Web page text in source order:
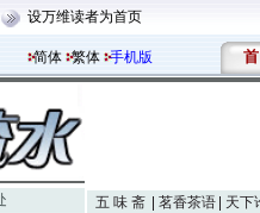
设万维读者为首页
简体 繁体 手机版 首
五 味 斋 茗香茶语
天下